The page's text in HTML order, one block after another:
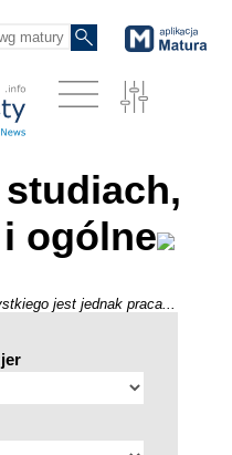
ogólne
jest jednak praca...